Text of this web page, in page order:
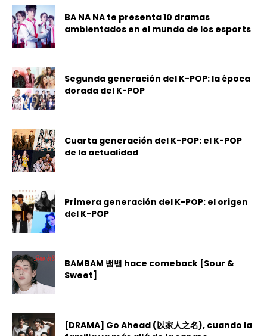
BA NA NA te presenta 10 dramas
ambientados en el mundo de los esports
Segunda generación del K-POP: la época
dorada del K-POP
Cuarta generación del K-POP: el K-POP
de la actualidad
Primera generación del K-POP: el origen
del K-POP
BAMBAM 뱀뱀 hace comeback [Sour &
Sweet]
[DRAMA] Go Ahead (以家人之名), cuando la